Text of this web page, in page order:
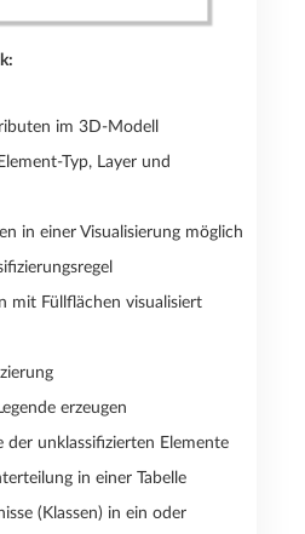
im 3D-Modell
Typ, Layer und
in einer Visualisierung möglich
mit Füllflächen visualisiert
erzeugen
der unklassifizierten Elemente
in einer Tabelle
(Klassen) in ein oder